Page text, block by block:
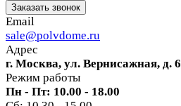
Заказать звонок
Email
sale@polvdome.ru
Адрес
г. Москва, ул. Вернисажная, д. 6
Режим работы
Пн - Пт: 10.00 - 18.00